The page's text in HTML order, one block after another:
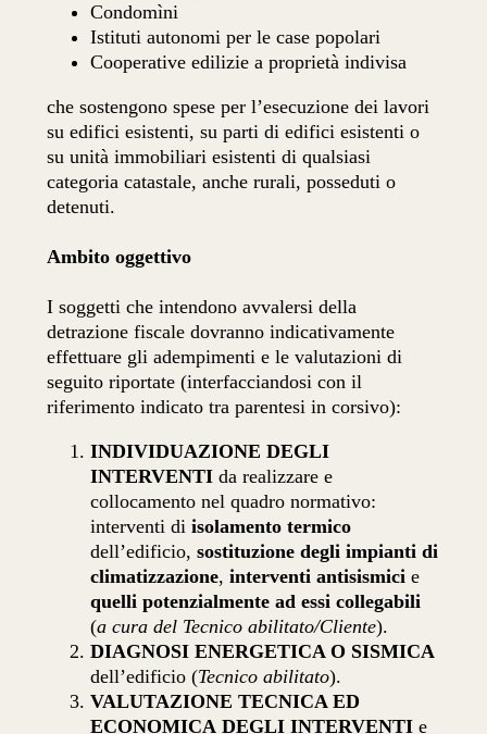
Condomìni
Istituti autonomi per le case popolari
Cooperative edilizie a proprietà indivisa
che sostengono spese per l’esecuzione dei lavori
su edifici esistenti, su parti di edifici esistenti o
su unità immobiliari esistenti di qualsiasi
categoria catastale, anche rurali, posseduti o
detenuti.
Ambito oggettivo
I soggetti che intendono avvalersi della
detrazione fiscale dovranno indicativamente
effettuare gli adempimenti e le valutazioni di
seguito riportate (interfacciandosi con il
riferimento indicato tra parentesi in corsivo):
INDIVIDUAZIONE DEGLI
INTERVENTI da realizzare e
collocamento nel quadro normativo:
interventi diisolamento termico
dell’edificio,sostituzione degli impianti di
climatizzazione,interventi antisismici e
quelli potenzialmente ad essi collegabili
(a cura del Tecnico abilitato/Cliente).
DIAGNOSI ENERGETICA O SISMICA
dell’edificio (Tecnico abilitato).
VALUTAZIONE TECNICA ED
ECONOMICA DEGLI INTERVENTI e